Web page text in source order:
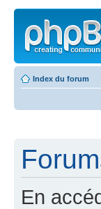
Index du forum
En